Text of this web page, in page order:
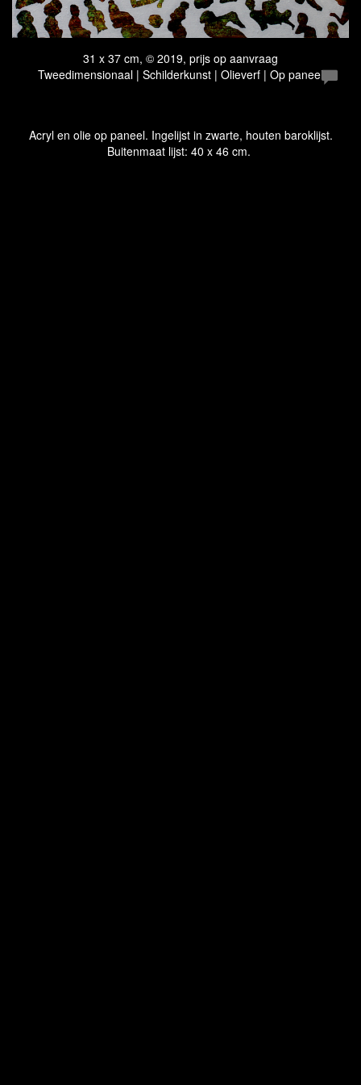
31 x 37 cm, © 2019, prijs op aanvraag
Tweedimensionaal | Schilderkunst | Olieverf | Op paneel
Acryl en olie op paneel. Ingelijst in zwarte, houten baroklijst.
Buitenmaat lijst: 40 x 46 cm.